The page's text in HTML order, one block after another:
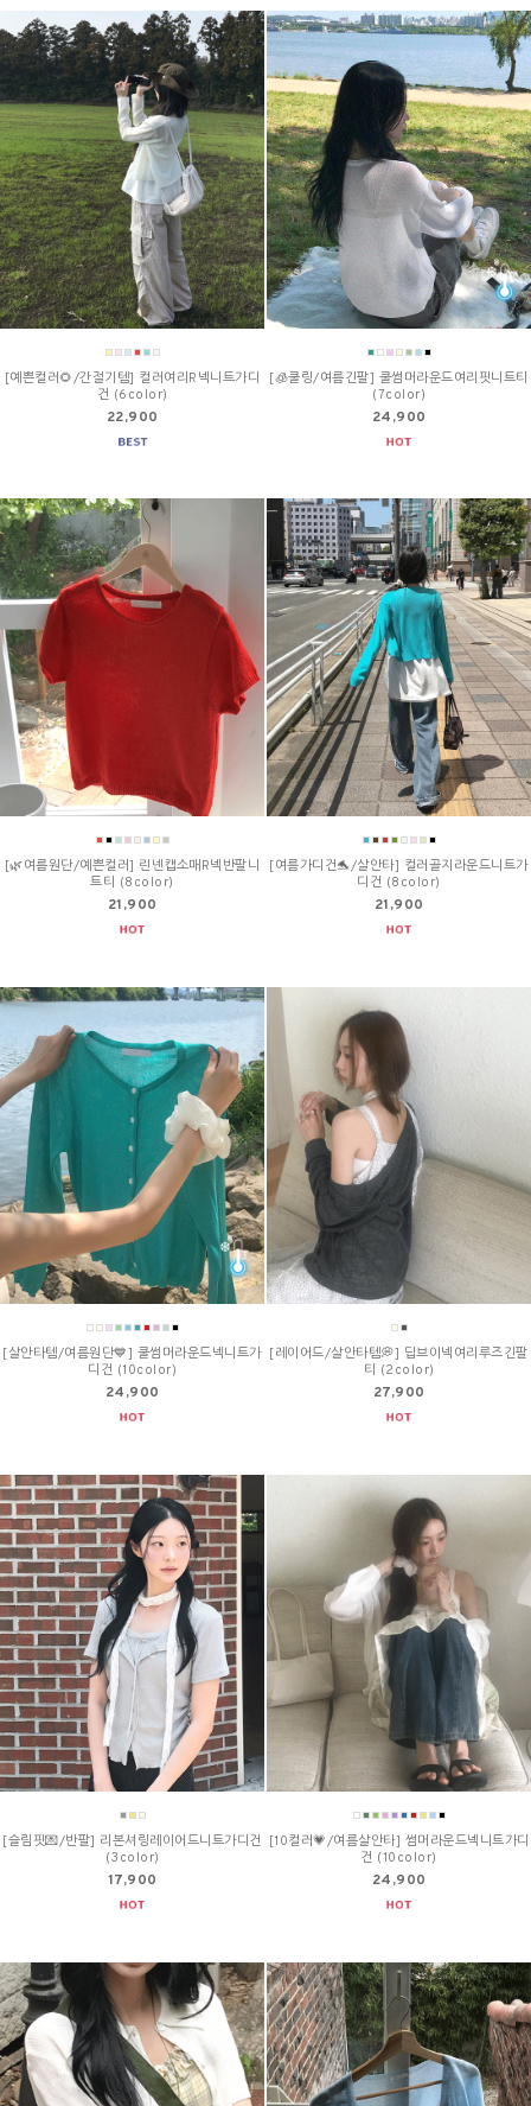
[예쁜컬러🌻/간절기템] 컬러여리R넥니트가디
건 (6color)
22,900
[🧊쿨링/여름긴팔] 쿨썸머라운드여리핏니트티
(7color)
24,900
[🌿여름원단/예쁜컬러] 린넨캡소매R넥반팔니
트티 (8color)
21,900
[여름가디건🐬/살안타] 컬러골지라운드니트가
디건 (8color)
21,900
[살안타템/여름원단💙] 쿨썸머라운드넥니트가
디건 (10color)
24,900
[레이어드/살안타템💭] 딥브이넥여리루즈긴팔
티 (2color)
27,900
[슬림핏💌/반팔] 리본셔링레이어드니트가디건
(3color)
17,900
[10컬러💗/여름살안타] 썸머라운드넥니트가디
건 (10color)
24,900